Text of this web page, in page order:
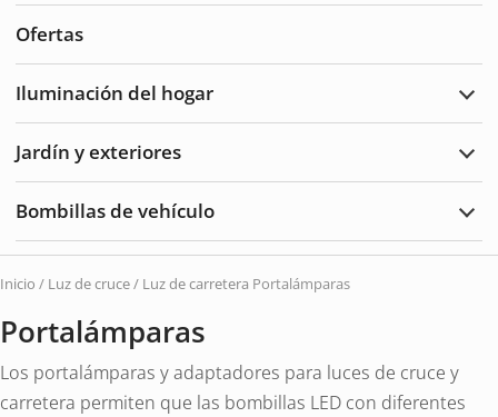
Ofertas
Iluminación del hogar
Jardín y exteriores
Bombillas de vehículo
de
Inicio / Luz de cruce / Luz de carretera Portalámparas
Portalámparas
Los portalámparas y adaptadores para luces de cruce y
carretera permiten que las bombillas LED con diferentes